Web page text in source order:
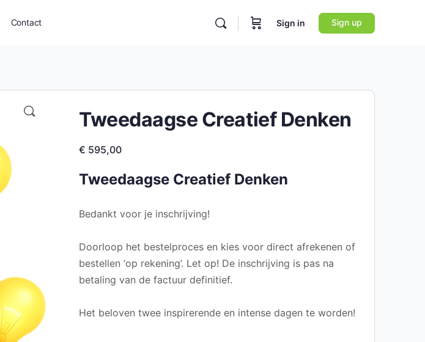
Contact Sign in Sign up
Tweedaagse Creatief Denken
€ 595,00
Tweedaagse Creatief Denken
Bedankt voor je inschrijving!
Doorloop het bestelproces en kies voor direct afrekenen of
bestellen ‘op rekening’. Let op! De inschrijving is pas na
betaling van de factuur definitief.
Het beloven twee inspirerende en intense dagen te worden!